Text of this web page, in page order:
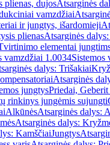
plienas, dujosAtsarginės
vamzdžiai
ir jungtys, išardomieji
plienasAtsarginės
elementai
vamzdžiai 1.0034Sistemos
dalys: Trišakiai
Atsarginės
jungtysPriedai,
rinkinys jungėmis sujungti
AlkūnėsAtsarginės dalys:
Atsarginės dalys:
KamščiaiJungtys